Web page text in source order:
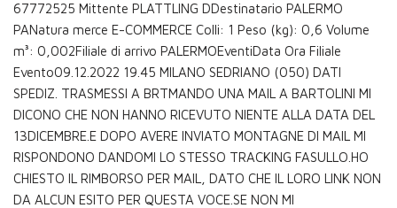
67772525 Mittente PLATTLING DDestinatario PALERMO
PANatura merce E-COMMERCE Colli: 1 Peso (kg): 0,6 Volume
m³: 0,002Filiale di arrivo PALERMOEventiData Ora Filiale
Evento09.12.2022 19.45 MILANO SEDRIANO (050) DATI
SPEDIZ. TRASMESSI A BRTMANDO UNA MAIL A BARTOLINI MI
DICONO CHE NON HANNO RICEVUTO NIENTE ALLA DATA DEL
13DICEMBRE.E DOPO AVERE INVIATO MONTAGNE DI MAIL MI
RISPONDONO DANDOMI LO STESSO TRACKING FASULLO.HO
CHIESTO IL RIMBORSO PER MAIL, DATO CHE IL LORO LINK NON
DA ALCUN ESITO PER QUESTA VOCE.SE NON MI